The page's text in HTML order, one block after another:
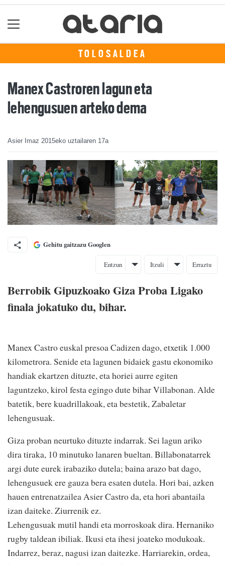
TOLOSALDEA
Manex Castroren lagun eta
lehengusuen arteko dema
Asier Imaz 2015eko uztailaren 17a
Gehitu gaitzazu Googlen
Entzun Itzuli Erraztu
Berrobik Gipuzkoako Giza Proba Ligako
finala jokatuko du, bihar.
Manex Castro euskal presoa Cadizen dago, etxetik 1.000
kilometrora. Senide eta lagunen bidaiek gastu ekonomiko
handiak ekartzen dituzte, eta horiei aurre egiten
laguntzeko, kirol festa egingo dute bihar Villabonan. Alde
batetik, bere kuadrillakoak, eta bestetik, Zabaletar
lehengusuak.
Giza proban neurtuko dituzte indarrak. Sei lagun ariko
dira tiraka, 10 minutuko lanaren bueltan. Billabonatarrek
argi dute eurek irabaziko dutela; baina arazo bat dago,
lehengusuek ere gauza bera esaten dutela. Hori bai, azken
hauen entrenatzailea Asier Castro da, eta hori abantaila
izan daiteke. Ziurrenik ez.
Lehengusuak mutil handi eta morroskoak dira. Hernaniko
rugby taldean ibiliak. Ikusi eta ihesi joateko modukoak.
Indarrez, beraz, nagusi izan daitezke. Harriarekin, ordea,